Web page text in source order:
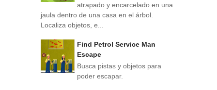
atrapado y encarcelado en una
jaula dentro de una casa en el árbol.
Localiza objetos, e...
Find Petrol Service Man
Escape
Busca pistas y objetos para
poder escapar.